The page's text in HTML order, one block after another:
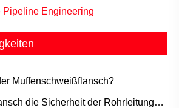
Pipeline Engineering
Muffenschweißflansch?
die Sicherheit der Rohrleitung